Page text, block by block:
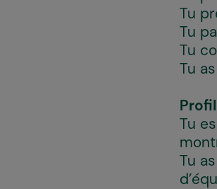
Tu
Tu
Tu
Tu
Profil
Tu
Tu